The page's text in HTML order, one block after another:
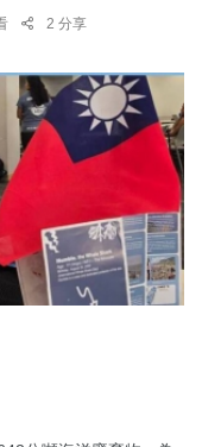
2 分享